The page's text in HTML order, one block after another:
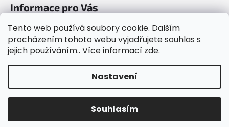
Tento web používá soubory cookie. Dalším
procházením tohoto webu vyjadřujete souhlas s
jejich používáním.. Více informací zde.
Nastavení
Souhlasím
u
Informace pro Vás
Napište nám
Obchodní podmínky
Podmínky ochrany osobních údajů
Copyright 2026ACARS s.r.o.. Všechna práva vyhrazena.
Upravit nastavení cookies